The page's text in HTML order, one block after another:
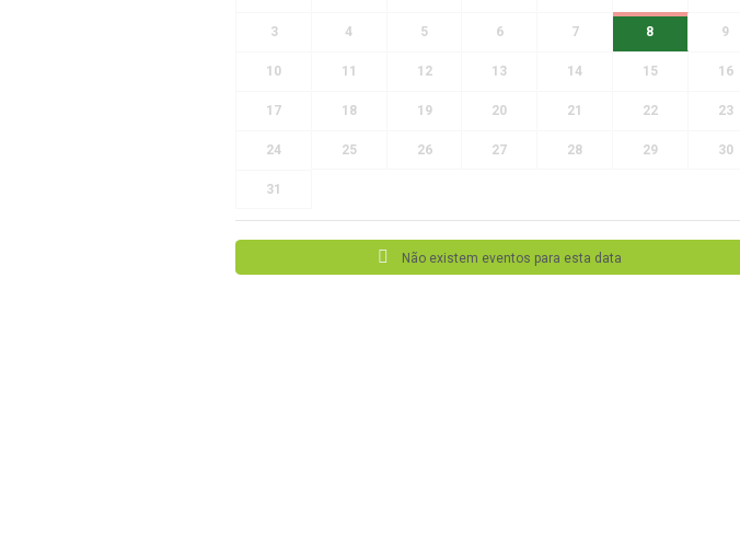
3 4 5 6 7 8 9
10 11 12 13 14 15 16
17 18 19 20 21 22 23
24 25 26 27 28 29 30
31
Não existem eventos para esta data